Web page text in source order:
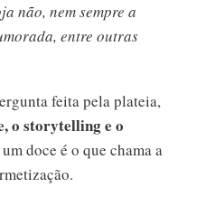
não, nem sempre a
entre outras
feita pela plateia,
o storytelling e o
doce é o que chama a